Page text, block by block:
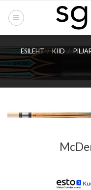
ESILEHT / KIID /